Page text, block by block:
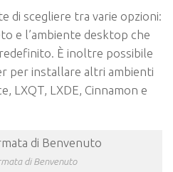
di scegliere tra varie opzioni:
e l’ambiente desktop che
È inoltre possibile
per installare altri ambienti
LXQT, LXDE, Cinnamon e
di Benvenuto